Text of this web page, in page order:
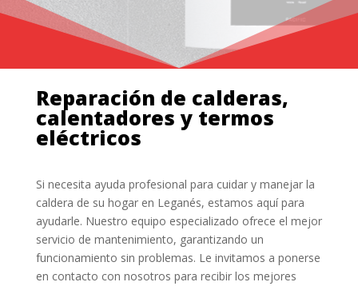
Reparación de calderas,
calentadores y termos
eléctricos
Si necesita ayuda profesional para cuidar y manejar la
caldera de su hogar en Leganés, estamos aquí para
ayudarle. Nuestro equipo especializado ofrece el mejor
servicio de mantenimiento, garantizando un
funcionamiento sin problemas. Le invitamos a ponerse
en contacto con nosotros para recibir los mejores